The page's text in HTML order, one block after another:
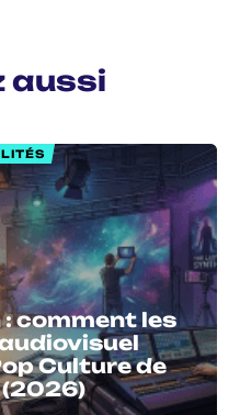
aussi
: comment les
Culture de